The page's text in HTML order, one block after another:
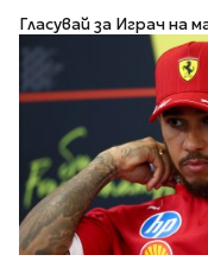
Гласувай за Играч на